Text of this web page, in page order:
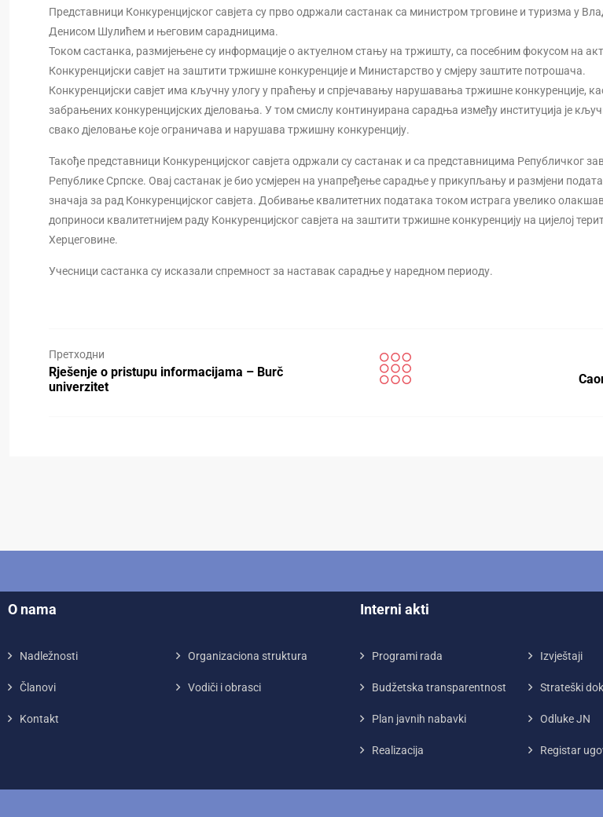
Представници Конкуренцијског савјета су прво одржали састанак са министром трговине и туризма у
Денисом Шулићем и његовим сарадницима.
Током састанка, размијењене су информације о актуелном стању на тржишту, са посебним фокусом на
Конкуренцијски савјет на заштити тржишне конкуренције и Министарство у смјеру заштите потрошача.
Конкуренцијски савјет има кључну улогу у праћењу и спрјечавању нарушавања тржишне конкуренције,
забрањених конкуренцијских дјеловања. У том смислу континуирана сарадња између институција је
свако дјеловање које ограничава и нарушава тржишну конкуренцију.
Такође представници Конкуренцијског савјета одржали су састанак и са представницима Републичког
Републике Српске. Овај састанак је био усмјерен на унапређење сарадње у прикупљању и размјени
значаја за рад Конкуренцијског савјета. Добивање квалитетних података током истрага увелико
доприноси квалитетнијем раду Конкуренцијског савјета на заштити тржишне конкуренцију на цијелој
Херцеговине.
Учесници састанка су исказали спремност за наставак сарадње у наредном периоду.
Претходни
Rješenje o pristupu informacijama – Burč
univerzitet
O nama
Nadležnosti Organizaciona struktura
Članovi Vodiči i obrasci
Kontakt
Interni akti
Programi rada Izvještaji
Budžetska transparentnost Strateški
Plan javnih nabavki Odluke JN
Realizacija Registar